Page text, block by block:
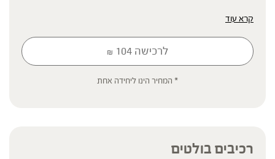
הפורמולה:
בתמציות אלוורה ודבש ומכיל גבישי מינרלים. עשיר ברכיבים צמחיים.
הורדה של תרופה כלשהי, ואין בו תחליף לייעוץ רפואי פרטני או אחר. נשים
בהיריון, נשים מניקות, ילדים, אנשים החולים במחלות כרוניות והנוטלים
קרא עוד
לרכישה ₪ 104
* המחיר הינו ליחידה אחת
רכיבים בולטים